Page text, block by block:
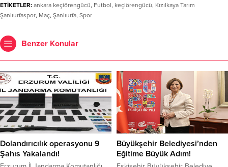
ETİKETLER: ankara keçiörengücü, Futbol, keçiörengücü, Kızılkaya Tarım
Şanlıurfaspor, Maç, Şanlıurfa, Spor
Benzer Konular
Dolandırıcılık operasyonu 9
Şahıs Yakalandı!
Büyükşehir Belediyesi’nden
Eğitime Büyük Adım!